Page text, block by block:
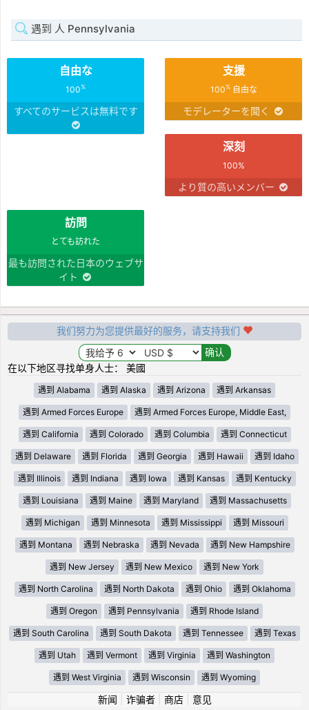
遇到 人 Pennsylvania
自由な
100%
すべてのサービスは無料です
支援
100%自由な
モデレーターを聞く
深刻
100%
より質の高いメンバー
訪問
とても訪れた
最も訪問された日本のウェブサ
イト
我们努力为您提供最好的服务，请支持我们
在以下地区寻找单身人士： 美國
遇到 Alabama 遇到 Alaska 遇到 Arizona 遇到 Arkansas
遇到 Armed Forces Europe 遇到 Armed Forces Europe, Middle East,
遇到 California 遇到 Colorado 遇到 Columbia 遇到 Connecticut
遇到 Delaware 遇到 Florida 遇到 Georgia 遇到 Hawaii 遇到 Idaho
遇到 Illinois 遇到 Indiana 遇到 Iowa 遇到 Kansas 遇到 Kentucky
遇到 Louisiana 遇到 Maine 遇到 Maryland 遇到 Massachusetts
遇到 Michigan 遇到 Minnesota 遇到 Mississippi 遇到 Missouri
遇到 Montana 遇到 Nebraska 遇到 Nevada 遇到 New Hampshire
遇到 New Jersey 遇到 New Mexico 遇到 New York
遇到 North Carolina 遇到 North Dakota 遇到 Ohio 遇到 Oklahoma
遇到 Oregon 遇到 Pennsylvania 遇到 Rhode Island
遇到 South Carolina 遇到 South Dakota 遇到 Tennessee 遇到 Texas
遇到 Utah 遇到 Vermont 遇到 Virginia 遇到 Washington
遇到 West Virginia 遇到 Wisconsin 遇到 Wyoming
新闻 诈骗者| 商店| 意见